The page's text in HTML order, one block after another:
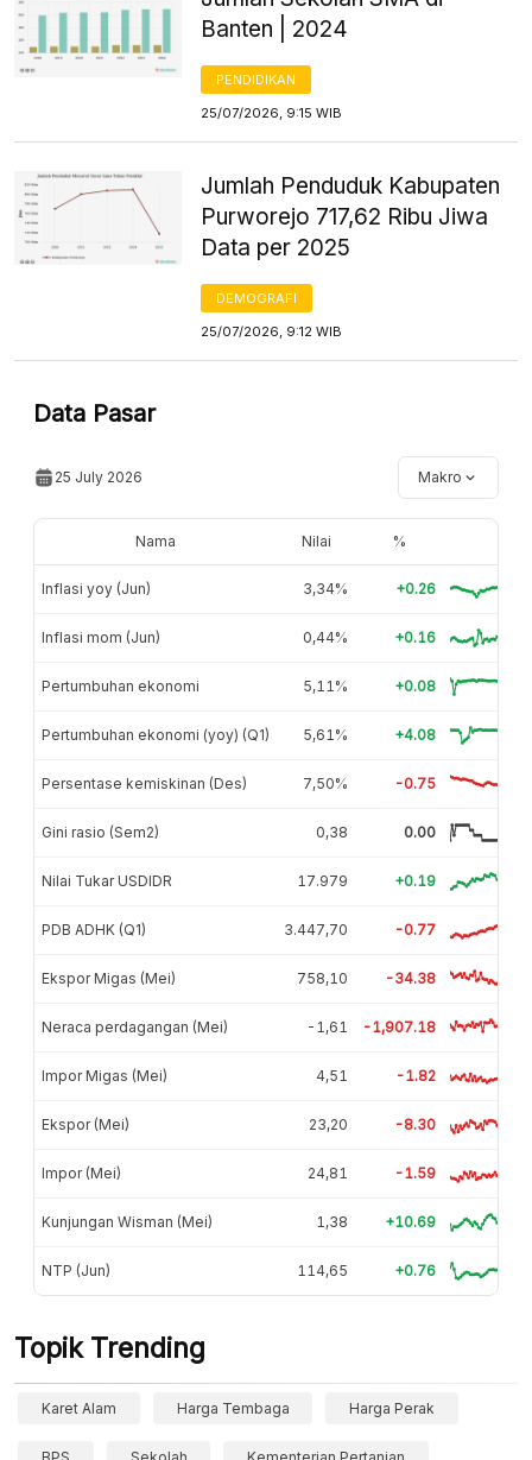
Banten | 2024
PENDIDIKAN
25/07/2026, 9:15 WIB
Jumlah Penduduk Kabupaten
Purworejo 717,62 Ribu Jiwa
Data per 2025
DEMOGRAFI
25/07/2026, 9:12 WIB
Data Pasar
25 July 2026 Makro
Nama Nilai %
Inflasi yoy (Jun) 3,34% +0.26
Inflasi mom (Jun) 0,44% +0.16
Pertumbuhan ekonomi 5,11% +0.08
Pertumbuhan ekonomi (yoy) (Q1) 5,61% +4.08
Persentase kemiskinan (Des) 7,50% -0.75
Gini rasio (Sem2) 0,38 0.00
Nilai Tukar USDIDR 17.979 +0.19
PDB ADHK (Q1) 3.447,70 -0.77
Ekspor Migas (Mei) 758,10 -34.38
Neraca perdagangan (Mei) -1,61 -1,907.18
Impor Migas (Mei) 4,51 -1.82
Ekspor (Mei) 23,20 -8.30
Impor (Mei) 24,81 -1.59
Kunjungan Wisman (Mei) 1,38 +10.69
NTP (Jun) 114,65 +0.76
Topik Trending
Karet Alam Harga Tembaga Harga Perak